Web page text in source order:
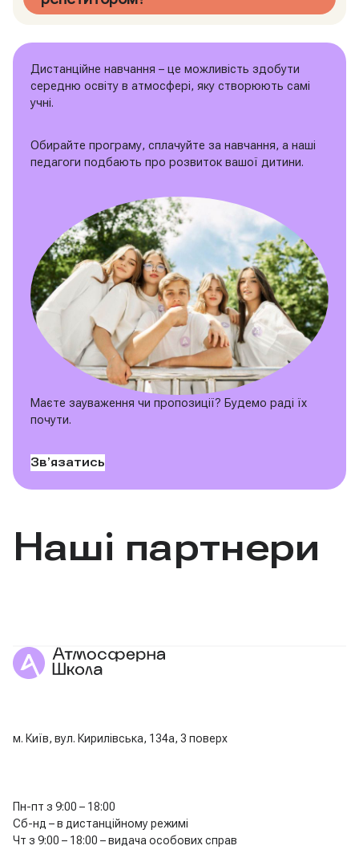
Дистанційне навчання – це можливість здобути
середню освіту в атмосфері, яку створюють самі
учні.
Обирайте програму, сплачуйте за навчання, а наші
педагоги подбають про розвиток вашої дитини.
Маєте зауваження чи пропозиції? Будемо раді їх
почути.
Звʼязатись
Наші партнери
м. Київ, вул. Кирилівська, 134а, 3 поверх
Пн-пт з 9:00 – 18:00
Сб-нд – в дистанційному режимі
Чт з 9:00 – 18:00 – видача особових справ